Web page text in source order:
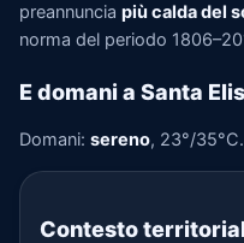
preannuncia più calda del
norma del periodo
E domani a Santa
Domani: sereno, 23°/35°C.
Contesto